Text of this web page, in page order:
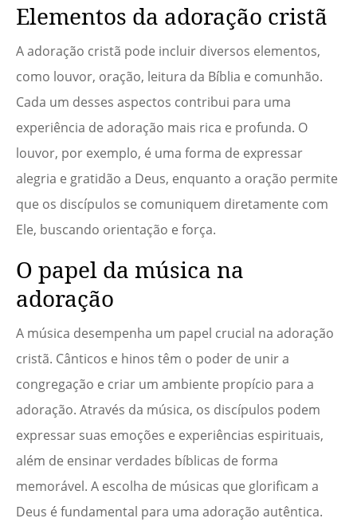
Elementos da adoração cristã
A adoração cristã pode incluir diversos elementos,
como louvor, oração, leitura da Bíblia e comunhão.
Cada um desses aspectos contribui para uma
experiência de adoração mais rica e profunda. O
louvor, por exemplo, é uma forma de expressar
alegria e gratidão a Deus, enquanto a oração permite
que os discípulos se comuniquem diretamente com
Ele, buscando orientação e força.
O papel da música na
adoração
A música desempenha um papel crucial na adoração
cristã. Cânticos e hinos têm o poder de unir a
congregação e criar um ambiente propício para a
adoração. Através da música, os discípulos podem
expressar suas emoções e experiências espirituais,
além de ensinar verdades bíblicas de forma
memorável. A escolha de músicas que glorificam a
Deus é fundamental para uma adoração autêntica.